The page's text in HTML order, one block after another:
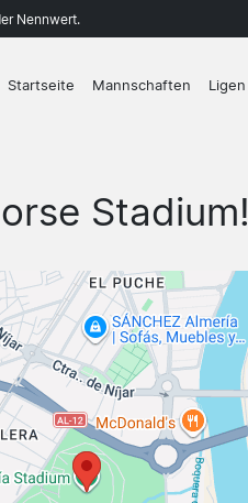
Nennwert.
Startseite Mannschaften Ligen
Stadium!